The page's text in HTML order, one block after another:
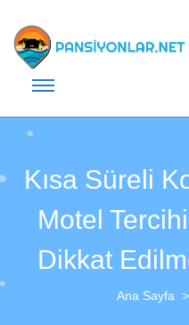
Kısa Süreli
Motel
Dikkat
Ana Sayfa